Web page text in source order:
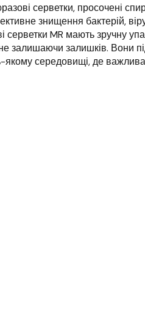
серветки, просочені
знищення бактерій,
серветки MR мають зручну
залишаючи залишків. Вони
якому середовищі, де важлива